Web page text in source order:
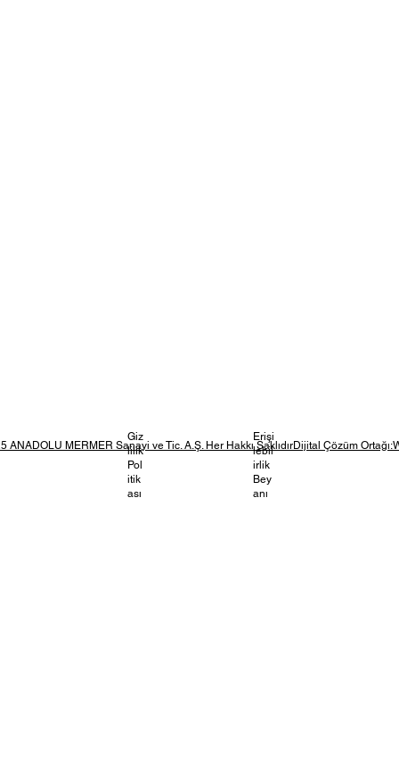
Giz
lilik
Pol
itik
ası
Erişi
lebil
irlik
Bey
anı
ANADOLU MERMER Sanayi ve Tic. A.Ş. Her Hakkı SaklıdırDijital Çözüm